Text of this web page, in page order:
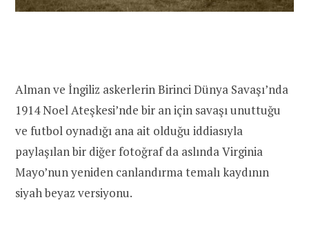
Alman ve İngiliz askerlerin Birinci Dünya Savaşı’nda
1914 Noel Ateşkesi’nde bir an için savaşı unuttuğu
ve futbol oynadığı ana ait olduğu iddiasıyla
paylaşılan bir diğer fotoğraf da aslında Virginia
Mayo’nun yeniden canlandırma temalı kaydının
siyah beyaz versiyonu.